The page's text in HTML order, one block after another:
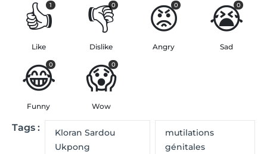
👍
1
Like
👎
0
Dislike
😡
0
Angry
😭
0
Sad
😂
0
Funny
😱
0
Wow
Tags :
Kloran Sardou
Ukpong
mutilations
génitales